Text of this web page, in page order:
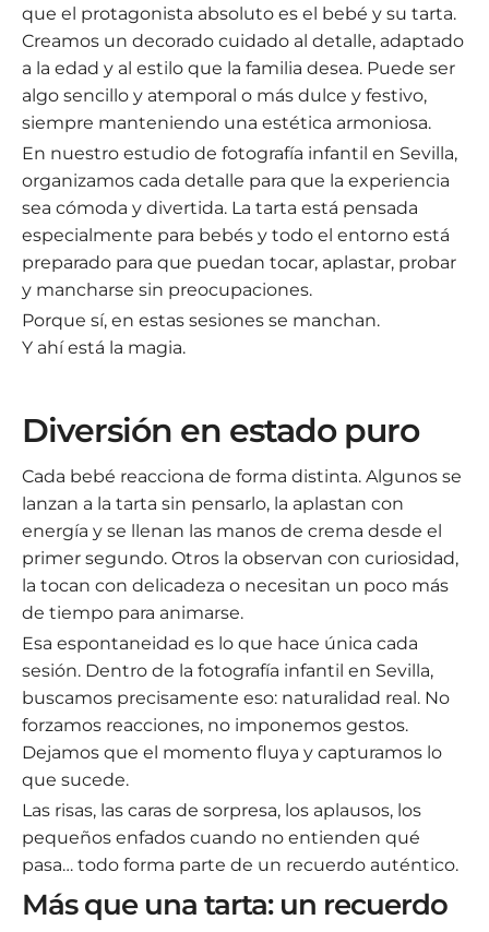
que el protagonista absoluto es el bebé y su tarta.
Creamos un decorado cuidado al detalle, adaptado
a la edad y al estilo que la familia desea. Puede ser
algo sencillo y atemporal o más dulce y festivo,
siempre manteniendo una estética armoniosa.
En nuestro estudio de fotografía infantil en Sevilla,
organizamos cada detalle para que la experiencia
sea cómoda y divertida. La tarta está pensada
especialmente para bebés y todo el entorno está
preparado para que puedan tocar, aplastar, probar
y mancharse sin preocupaciones.
Porque sí, en estas sesiones se manchan.
Y ahí está la magia.
Diversión en estado puro
Cada bebé reacciona de forma distinta. Algunos se
lanzan a la tarta sin pensarlo, la aplastan con
energía y se llenan las manos de crema desde el
primer segundo. Otros la observan con curiosidad,
la tocan con delicadeza o necesitan un poco más
de tiempo para animarse.
Esa espontaneidad es lo que hace única cada
sesión. Dentro de la fotografía infantil en Sevilla,
buscamos precisamente eso: naturalidad real. No
forzamos reacciones, no imponemos gestos.
Dejamos que el momento fluya y capturamos lo
que sucede.
Las risas, las caras de sorpresa, los aplausos, los
pequeños enfados cuando no entienden qué
pasa… todo forma parte de un recuerdo auténtico.
Más que una tarta: un recuerdo